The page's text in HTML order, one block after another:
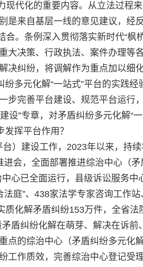
代化的重要内容。从立法过程
来自基层一线的意见建议，经
。条例深入贯彻落实新时代“枫
决策、行政执法、案件办理等
纠纷，将调解作为重点加以细
多元化解“一站式”平台的实践
完善平台建设、规范平台运行
设”专章，对矛盾纠纷多元化解“
挥平台作用？
）建设工作，2023年以来，持
会，全面部署推进综治中心（矛
心已全面运行，县级诉讼服务中
庭”、438家法学专家咨询工作
化解矛盾纠纷153万件，全省
盾纠纷化解在萌芽、解决在诉
的综治中心（矛盾纠纷多元化
作质效，完善综治中心登记受